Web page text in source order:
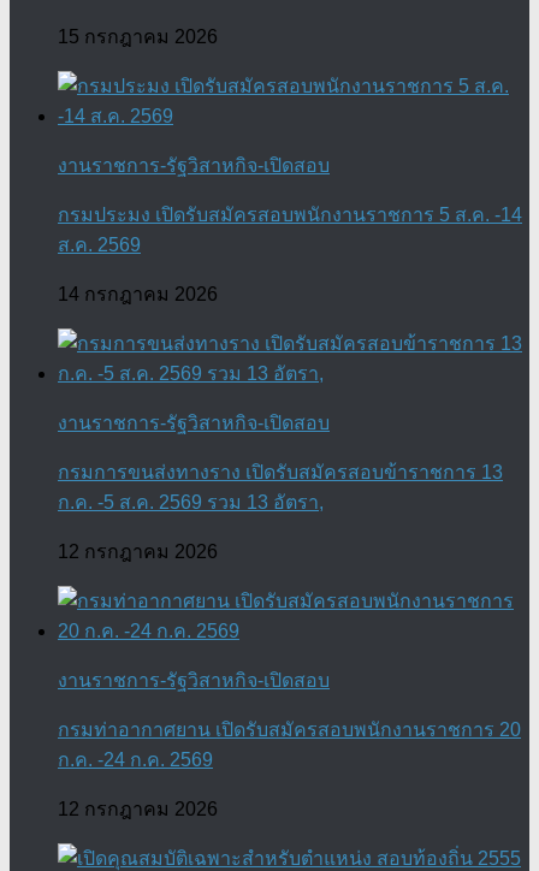
15 กรกฎาคม 2026
งานราชการ-รัฐวิสาหกิจ-เปิดสอบ
กรมประมง เปิดรับสมัครสอบพนักงานราชการ 5 ส.ค. -14
ส.ค. 2569
14 กรกฎาคม 2026
งานราชการ-รัฐวิสาหกิจ-เปิดสอบ
กรมการขนส่งทางราง เปิดรับสมัครสอบข้าราชการ 13
ก.ค. -5 ส.ค. 2569 รวม 13 อัตรา,
12 กรกฎาคม 2026
งานราชการ-รัฐวิสาหกิจ-เปิดสอบ
กรมท่าอากาศยาน เปิดรับสมัครสอบพนักงานราชการ 20
ก.ค. -24 ก.ค. 2569
12 กรกฎาคม 2026